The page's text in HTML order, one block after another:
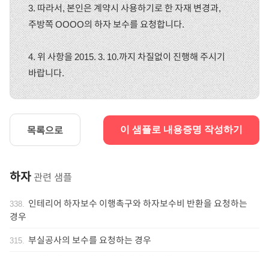
3. 따라서, 본인은 계약시 사용하기로 한 자재 변경과,
주방쪽 OOOO의 하자 보수를 요청합니다.
4. 위 사항을 2015. 3. 10.까지 차질없이 진행해 주시기
바랍니다.
목록으로 이 샘플로 내용증명 작성하기
하자 관련 샘플
338. 인테리어 하자보수 이행촉구와 하자보수비 반환을 요청하는
경우
315. 부실공사의 보수를 요청하는 경우